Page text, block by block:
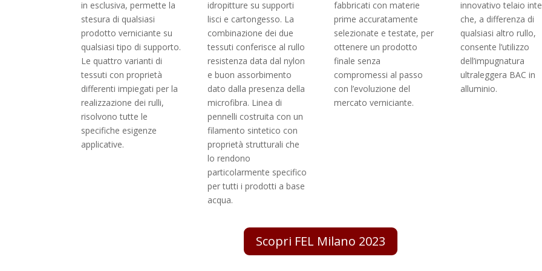
in esclusiva, permette la
stesura di qualsiasi
prodotto verniciante su
qualsiasi tipo di supporto.
Le quattro varianti di
tessuti con proprietà
differenti impiegati per la
realizzazione dei rulli,
risolvono tutte le
specifiche esigenze
applicative.
idropitture su supporti
lisci e cartongesso. La
combinazione dei due
tessuti conferisce al rullo
resistenza data dal nylon
e buon assorbimento
dato dalla presenza della
microfibra. Linea di
pennelli costruita con un
filamento sintetico con
proprietà strutturali che
lo rendono
particolarmente specifico
per tutti i prodotti a base
acqua.
fabbricati con materie
prime accuratamente
selezionate e testate, per
ottenere un prodotto
finale senza
compromessi al passo
con l’evoluzione del
mercato verniciante.
innovativo telaio
che, a differenza di
qualsiasi altro rullo,
consente l’utilizzo
dell’impugnatura
ultraleggera BAC in
alluminio.
Scopri FEL Milano 2023